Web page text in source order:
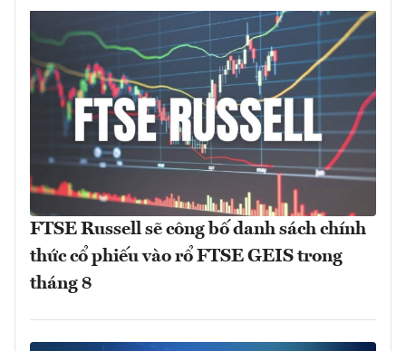
FTSE Russell sẽ công bố danh sách chính
thức cổ phiếu vào rổ FTSE GEIS trong
tháng 8